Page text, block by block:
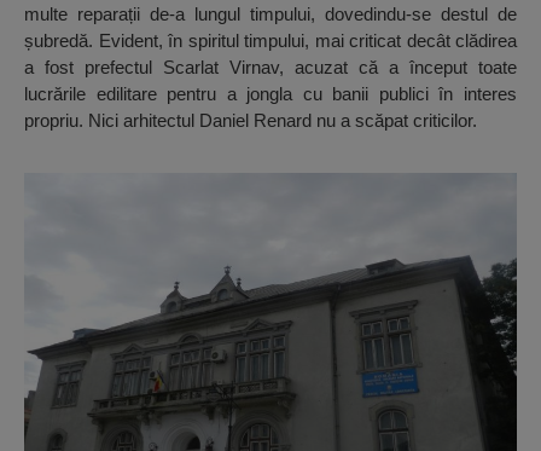
multe reparații de-a lungul timpului, dovedindu-se destul de
șubredă. Evident, în spiritul timpului, mai criticat decât clădirea
a fost prefectul Scarlat Virnav, acuzat că a început toate
lucrările edilitare pentru a jongla cu banii publici în interes
propriu. Nici arhitectul Daniel Renard nu a scăpat criticilor.